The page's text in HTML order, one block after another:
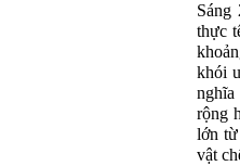
thực
khói
rộng
lớn từ
vật